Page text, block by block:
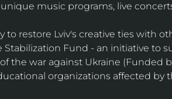
unique music programs, live
to restore Lviv's creative ties with
Stabilization Fund - an initiative to
the war against Ukraine (Funded
organizations affected by